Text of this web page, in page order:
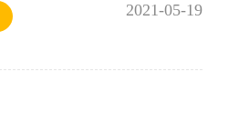
2021-05-19